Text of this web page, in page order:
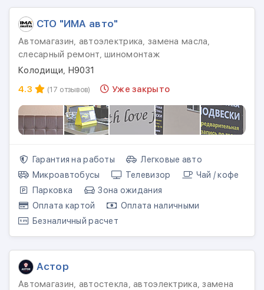
СТО "ИМА авто"
Автомагазин, автоэлектрика, замена масла,
слесарный ремонт, шиномонтаж
Колодищи, Н9031
4.3
(17 отзывов) Уже закрыто
Гарантия на работы
Легковые авто
Микроавтобусы
Телевизор
Чай / кофе
Парковка
Зона ожидания
Оплата картой
Оплата наличными
Безналичный расчет
Астор
Автомагазин, автостекла, автоэлектрика, замена